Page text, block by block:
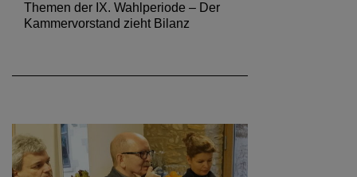
Themen der IX. Wahlperiode – Der
Kammervorstand zieht Bilanz